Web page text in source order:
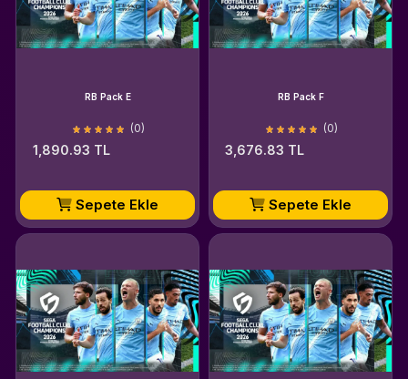
RB Pack E
(0)
1,890.93 TL
Sepete Ekle
RB Pack F
(0)
3,676.83 TL
Sepete Ekle